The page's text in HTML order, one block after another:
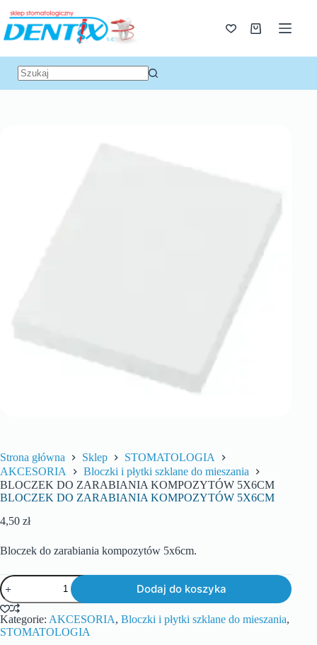
Strona główna Sklep
STOMATOLOGIA
AKCESORIA
Bloczki i płytki szklane do mieszania
BLOCZEK DO ZARABIANIA KOMPOZYTÓW 5X6CM
BLOCZEK DO ZARABIANIA KOMPOZYTÓW 5X6CM
4,50 zł
Bloczek do zarabiania kompozytów 5x6cm.
Dodaj do koszyka
Kategorie: AKCESORIA, Bloczki i płytki szklane do mieszania,
STOMATOLOGIA